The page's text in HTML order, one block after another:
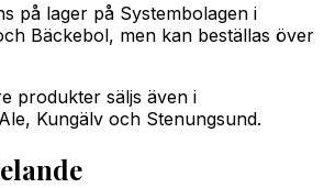
på lager på Systembolagen i
Bäckebol, men kan beställas över
produkter säljs även i
Kungälv och Stenungsund.